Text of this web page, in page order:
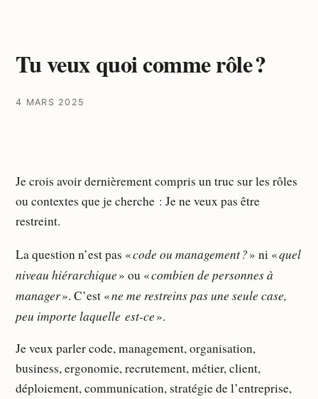
Tu veux quoi comme rôle ?
4 MARS 2025
Je crois avoir dernièrement compris un truc sur les rôles
ou contextes que je cherche : Je ne veux pas être
restreint.
La question n’est pas «code ou management ?» ni «quel
niveau hiérarchique» ou «combien de personnes à
manager». C’est «ne me restreins pas une seule case,
peu importe laquelle est-ce».
Je veux parler code, management, organisation,
business, ergonomie, recrutement, métier, client,
déploiement, communication, stratégie de l’entreprise,